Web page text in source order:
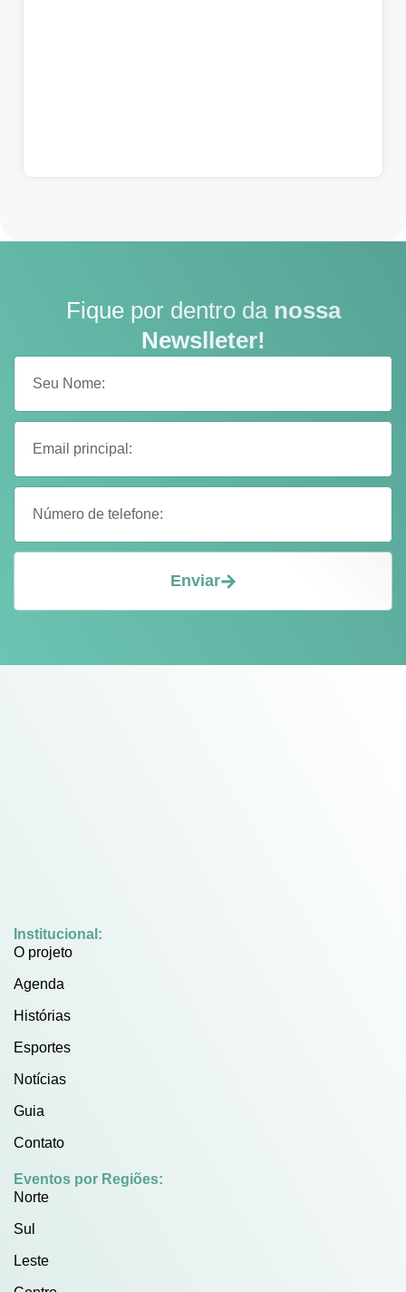
Fique por dentro da nossa
Newslleter!
Enviar
Institucional:
O projeto
Agenda
Histórias
Esportes
Notícias
Guia
Contato
Eventos por Regiões:
Norte
Sul
Leste